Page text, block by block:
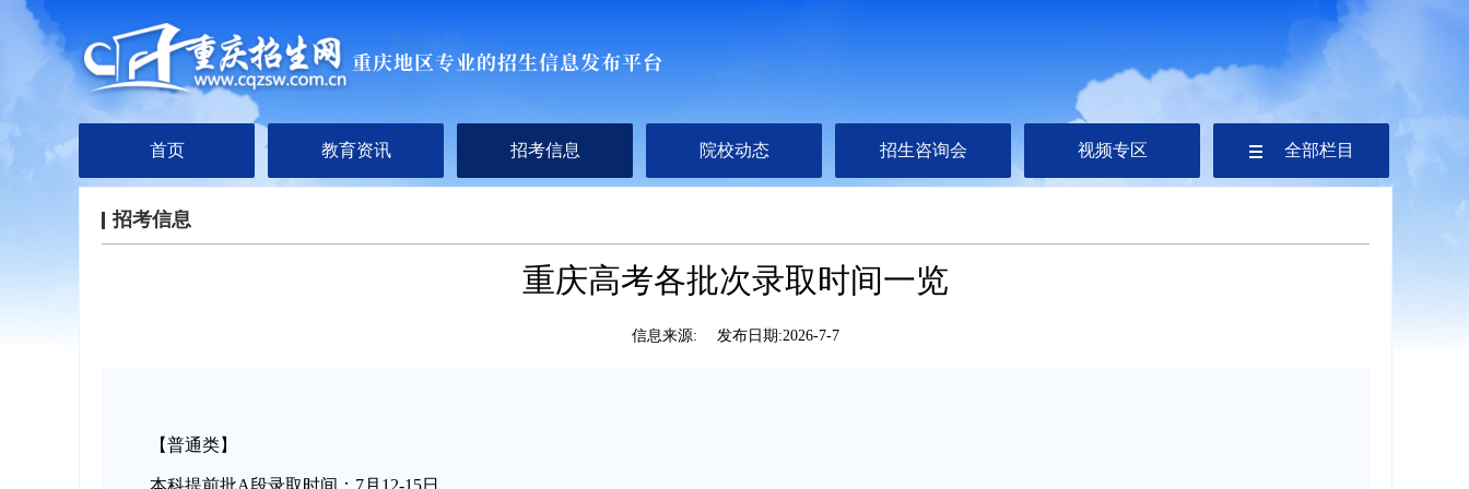
首页 教育资讯 招考信息 院校动态 招生咨询会 视频专区 全部栏目
招考信息
重庆高考各批次录取时间一览
信息来源: 发布日期:2026-7-7
【普通类】
本科提前批A段录取时间：7月12-15日